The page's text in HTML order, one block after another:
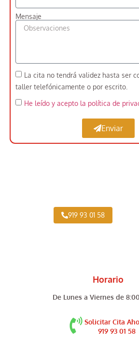
Mensaje
La cita no tendrá validez hasta ser
taller telefónicamente o por escrito.
He leído y acepto la política de
Enviar
919 93 01 58
Horario
De Lunes a Viernes de
Solicitar Cita
919 93 01 58